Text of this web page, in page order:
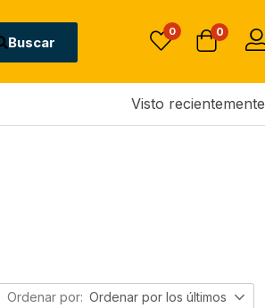
Buscar
0 0
Visto recientemente
Ordenar por: Ordenar por los últimos